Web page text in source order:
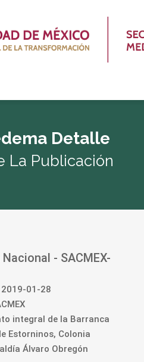
Detalle
La Publicación
- SACMEX-
2019-01-28
integral de la Barranca
Estorninos, Colonia
Álvaro Obregón